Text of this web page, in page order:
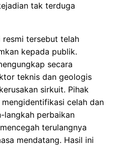
tak terduga
resmi tersebut telah
kepada publik.
secara
teknis dan geologis
sirkuit. Pihak
celah dan
langkah perbaikan
terulangnya
mendatang. Hasil ini